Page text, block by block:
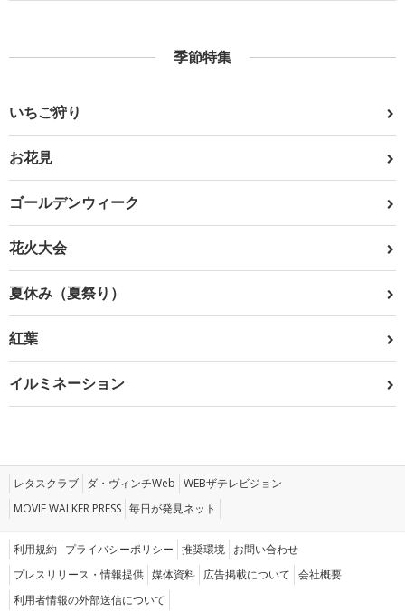
季節特集
いちご狩り
お花見
ゴールデンウィーク
花火大会
夏休み（夏祭り）
紅葉
イルミネーション
レタスクラブ ダ・ヴィンチWeb WEBザテレビジョン
MOVIE WALKER PRESS 毎日が発見ネット
利用規約 プライバシーポリシー 推奨環境 お問い合わせ
プレスリリース・情報提供 媒体資料 広告掲載について 会社概要
利用者情報の外部送信について